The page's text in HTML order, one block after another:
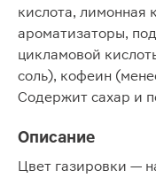
кислота, лимонная
ароматизаторы,
цикламовой
соль), кофеин
Содержит сахар и
Описание
Цвет газировки —